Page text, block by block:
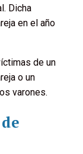
Dicha
en el año
de un
o un
varones.